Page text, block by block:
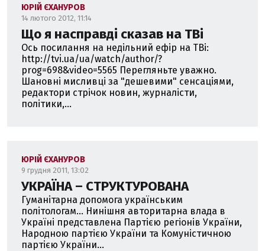
ЮРІЙ ЄХАНУРОВ
14 лютого 2012, 11:14
Що я насправді сказав на ТВі
Ось посилання на недільний ефір на ТВі:
http://tvi.ua/ua/watch/author/?
prog=698&video=5565 Перегляньте уважно.
Шановні мисливці за "дешевими" сенсаціями,
редактори стрічок новин, журналісти,
політики,...
ЮРІЙ ЄХАНУРОВ
9 грудня 2011, 13:02
УКРАЇНА – СТРУКТУРОВАНА
Гуманітарна допомога українським
політологам... Нинішня авторитарна влада в
Україні представлена Партією регіонів України,
Народною партією України та Комуністичною
партією України...